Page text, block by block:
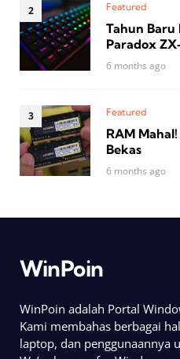
Featured
Tahun Baru
Paradox
6 months ago
Featured
RAM
Bekas
6 months ago
WinPoin
WinPoin adalah Portal
Kami membahas berbagai
laptop, dan penggunaannya